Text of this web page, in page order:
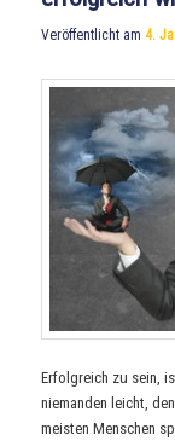
Veröffentlicht am4.
Erfolgreich zu sein,
niemanden leicht,
meisten Menschen